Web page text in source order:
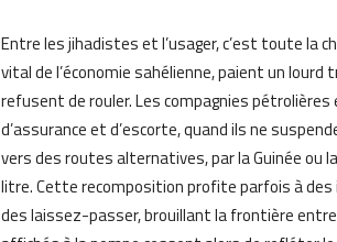
Entre les jihadistes et l’usager, c’est toute la
vital de l’économie sahélienne, paient un
refusent de rouler. Les compagnies
d’assurance et d’escorte, quand ils ne
vers des routes alternatives, par la Guinée ou
litre. Cette recomposition profite parfois à
des laissez-passer, brouillant la frontière